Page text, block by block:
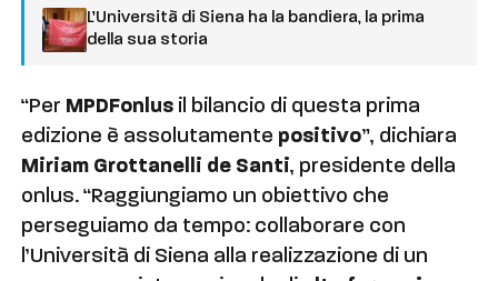
L’Università di Siena ha la bandiera, la prima
della sua storia
“Per MPDFonlus il bilancio di questa prima
edizione è assolutamente positivo”, dichiara
Miriam Grottanelli de Santi, presidente della
onlus. “Raggiungiamo un obiettivo che
perseguiamo da tempo: collaborare con
l’Università di Siena alla realizzazione di un